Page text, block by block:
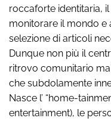
roccaforte identitaria,
monitorare il mondo e
selezione di articoli
Dunque non più il
ritrovo comunitario
che subdolamente
Nasce l’ “home-
entertainment), le